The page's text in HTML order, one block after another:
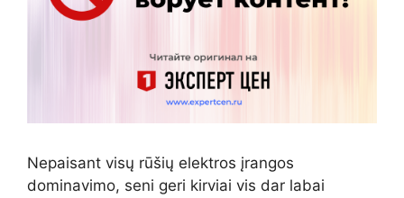
Nepaisant visų rūšių elektros įrangos
dominavimo, seni geri kirviai vis dar labai